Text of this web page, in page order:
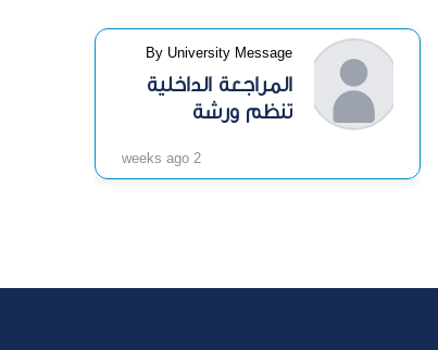
By University Message
المراجعة الداخلية
تنظم ورشة
2 weeks ago